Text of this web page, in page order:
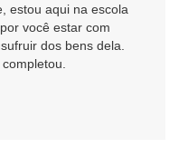
estou aqui na escola
você estar com
dos bens dela.